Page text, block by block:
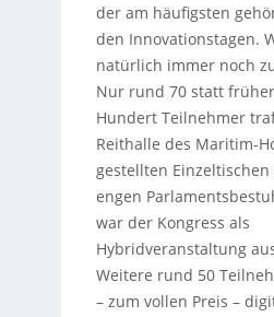
der am häufigsten
den Innovationstagen.
natürlich immer noch
Nur rund 70 statt
Hundert Teilnehmer
Reithalle des Maritim-
gestellten
engen
war der Kongress als
Hybridveranstaltung
Weitere rund 50
– zum vollen Preis –